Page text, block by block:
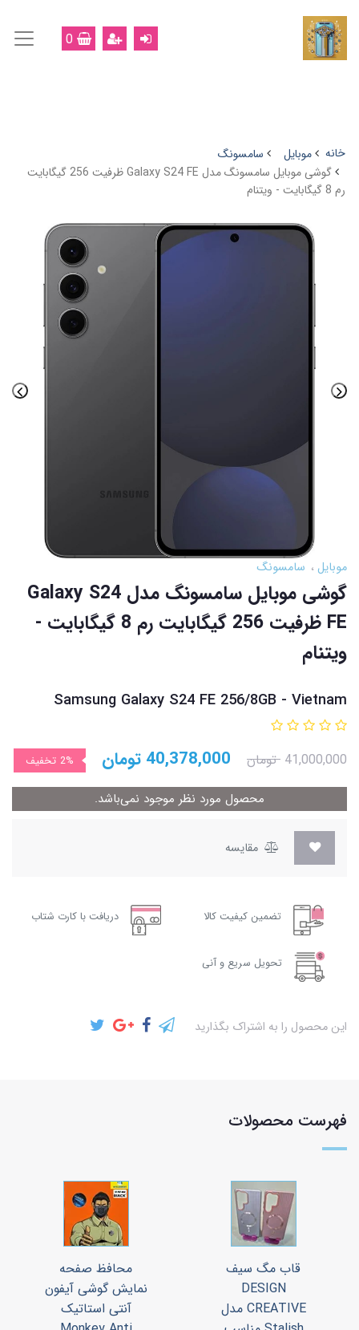
0
خانه موبایل
سامسونگ
گوشی موبايل سامسونگ مدل Galaxy S24 FE ظرفیت 256 گیگابایت
رم 8 گیگابایت - ویتنام
موبایل سامسونگ
گوشی موبايل سامسونگ مدل Galaxy S24
FE ظرفیت 256 گیگابایت رم 8 گیگابایت -
ویتنام
Samsung Galaxy S24 FE 256/8GB - Vietnam
41,000,000 تومان 40,378,000 تومان 2% تخفیف
محصول مورد نظر موجود نمی‌باشد.
مقایسه
تضمین کیفیت کالا دریافت با کارت شتاب
تحویل سریع و آنی
این محصول را به اشتراک بگذارید
فهرست محصولات
قاب مگ سیف
DESIGN
CREATIVE مدل
محافظ صفحه
نمایش گوشی آیفون
آنتی استاتیک